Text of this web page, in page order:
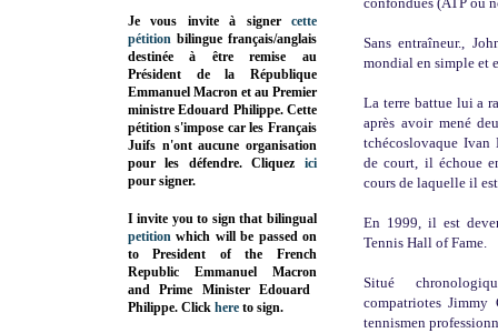
Sans entraîneur.,
mondial en simple et
La terre battue lui a
après avoir mené
tchécoslovaque
de court, il échoue
cours de laquelle il
En 1999, il est
Tennis Hall of Fame.
Situé
compatriotes
tennismen
Je vous invite à signer cette
pétition bilingue français/anglais
destinée à être remise au
Président de la République
Emmanuel Macron et au Premier
ministre Edouard Philippe. Cette
pétition s'impose car les Français
Juifs n'ont aucune organisation
pour les défendre. Cliquez
ici
pour signer.
I invite you to sign that bilingual
petition which will be passed on
to President of the French
Republic Emmanuel Macron
and Prime MinisterEdouard
Philippe. Click here to sign.